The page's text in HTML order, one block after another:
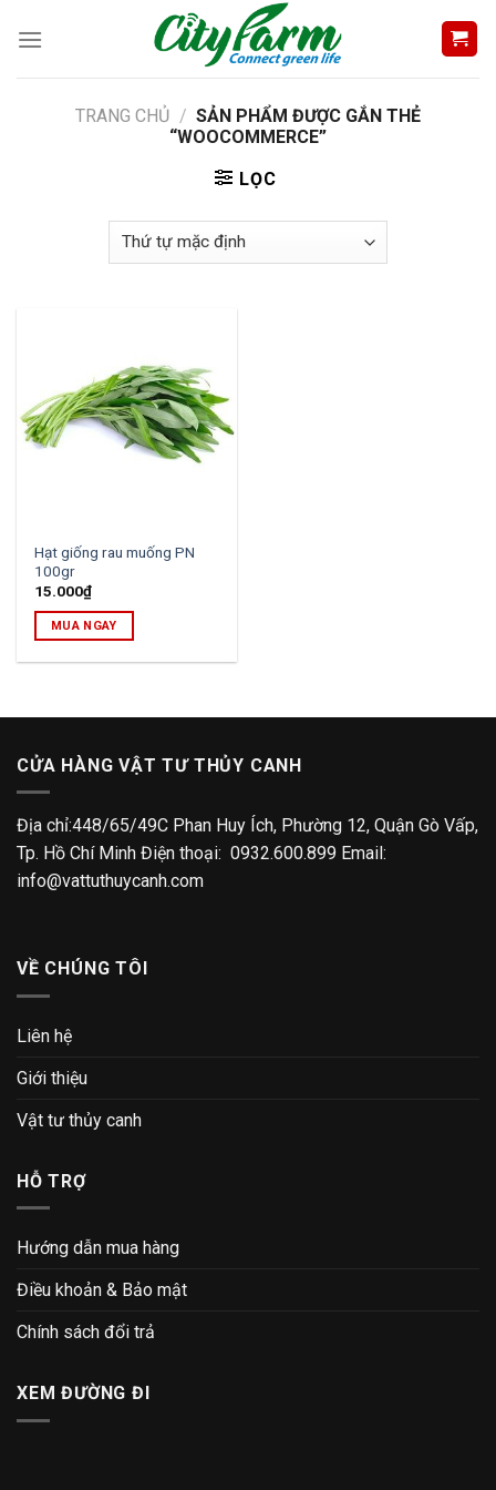
TRANG CHỦ / SẢN PHẨM ĐƯỢC GẮN THẺ
“WOOCOMMERCE”
LỌC
Hạt giống rau muống PN
100gr
15.000₫
MUA NGAY
CỬA HÀNG VẬT TƯ THỦY CANH
Địa chỉ:448/65/49C Phan Huy Ích, Phường 12, Quận Gò Vấp,
Tp. Hồ Chí Minh Điện thoại: 0932.600.899 Email:
info@vattuthuycanh.com
VỀ CHÚNG TÔI
Liên hệ
Giới thiệu
Vật tư thủy canh
HỖ TRỢ
Hướng dẫn mua hàng
Điều khoản & Bảo mật
Chính sách đổi trả
XEM ĐƯỜNG ĐI